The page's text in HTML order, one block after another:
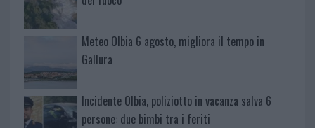
Meteo Olbia 6 agosto, migliora il tempo in
Gallura
Incidente Olbia, poliziotto in vacanza salva 6
persone: due bimbi tra i feriti